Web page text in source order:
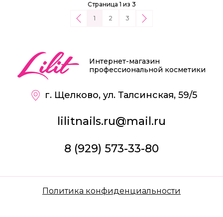
Страница 1 из 3
1
2 3
Интернет-магазин
профессиональной косметики
г. Щелково, ул. Талсинская, 59/5
lilitnails.ru@mail.ru
8 (929) 573-33-80
Политика конфиденциальности